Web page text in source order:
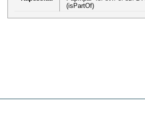
(isPartOf)